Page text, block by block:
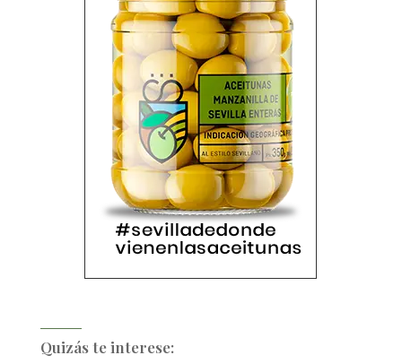
Quizás te interese: